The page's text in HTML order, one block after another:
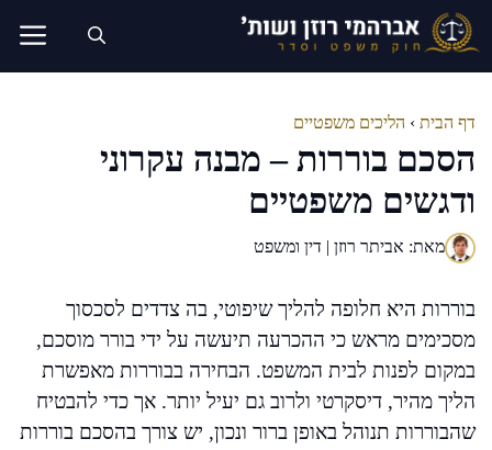
לדלג
לתוכן
דף הבית › הליכים משפטיים
הסכם בוררות – מבנה עקרוני
ודגשים משפטיים
מאת: אביתר רוזן | דין ומשפט
בוררות היא חלופה להליך שיפוטי, בה צדדים לסכסוך
מסכימים מראש כי ההכרעה תיעשה על ידי בורר מוסכם,
במקום לפנות לבית המשפט. הבחירה בבוררות מאפשרת
הליך מהיר, דיסקרטי ולרוב גם יעיל יותר. אך כדי להבטיח
שהבוררות תנוהל באופן ברור ונכון, יש צורך בהסכם בוררות